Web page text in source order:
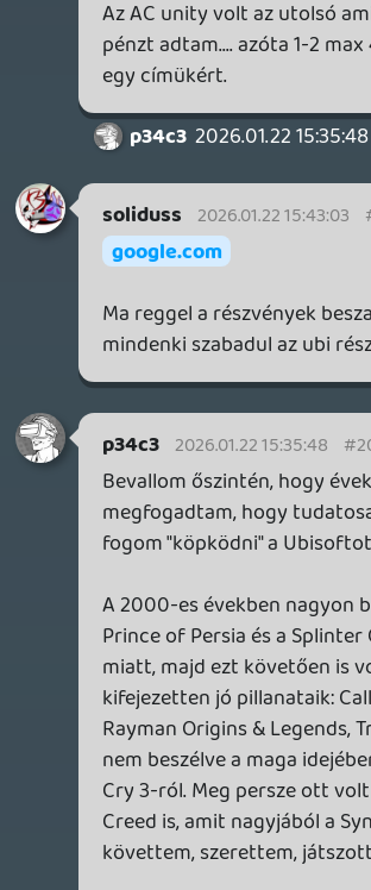
☠️ h52 2026.01.22 12:07:24 #20r7a
Nem úgy volt, phogy az AC-t, FC-t
átmentik egy uj vállatba, ami Gullirmo az
ifjabb vezet?
Sajnos tuti van az az AI-slop faló réteg, aki
eltartja majd 😕
Drazse 2026.01.22 11:44:23 #20r71
Igen, ez gyanúsan így van, de az csak még
laposabb játékélményt fog nyújtani a már
eleve lapos modelljükben.
TheReturnOfDVM 2026.01.22 10:59:41
Stadia HUN 2026.01.22 11:26:10 #20r6w
meg kipróbáltam pár érdekességet a
katalógusból, egyszer jó volt, de innentől
fogva szerintem mindent láttam és
egyáltalán nem érdekelnek a jövőben. A
már alapból full generic játékaikat ha még
ráadásul AI-val turbózva készítik majd, az
unalom garantált. 🙂
theSickness 2026.01.22 11:25:47 #20r6v
Az Outlawst most nyomogatom.